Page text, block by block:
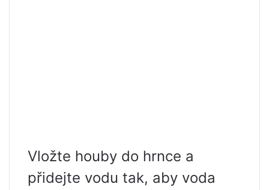
Vložte houby do hrnce a
přidejte vodu tak, aby voda